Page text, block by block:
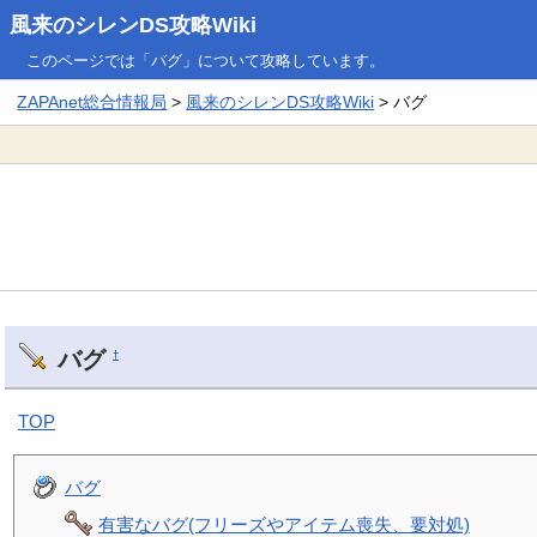
風来のシレンDS攻略Wiki
このページでは「バグ」について攻略しています。
ZAPAnet総合情報局 > 風来のシレンDS攻略Wiki > バグ
バグ †
TOP
バグ
有害なバグ(フリーズやアイテム喪失、要対処)